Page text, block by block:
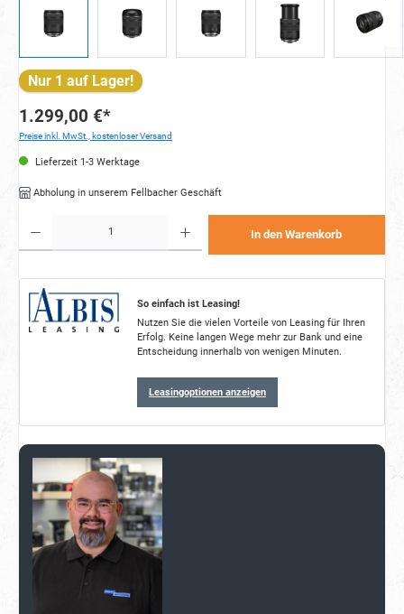
Nur 1 auf Lager!
1.299,00 €*
Preise inkl. MwSt., kostenloser Versand
Lieferzeit 1-3 Werktage
Abholung in unserem Fellbacher Geschäft
In den Warenkorb
So einfach ist Leasing!
Nutzen Sie die vielen Vorteile von Leasing für Ihren
Erfolg. Keine langen Wege mehr zur Bank und eine
Entscheidung innerhalb von wenigen Minuten.
Leasingoptionen anzeigen